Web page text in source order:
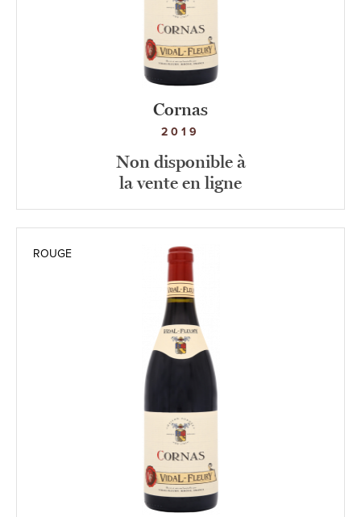
Cornas
2019
Non disponible à
la vente en ligne
ROUGE